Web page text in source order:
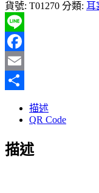
貨號: T01270 分類: 耳
Line
Facebook
Email
描述
QR Code
描述